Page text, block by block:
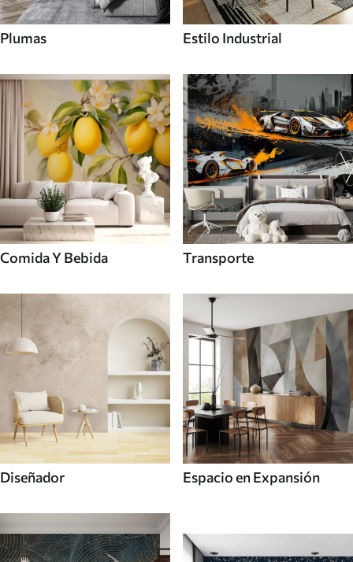
Plumas Estilo Industrial
Comida Y Bebida Transporte
Diseñador Espacio en Expansión